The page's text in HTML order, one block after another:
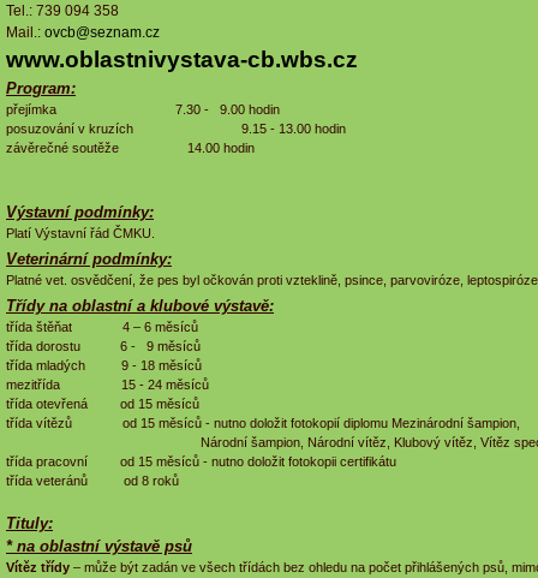
Tel.: 739 094 358
Mail.: ovcb@seznam.cz
www.oblastnivystava-cb.wbs.cz
Program:
přejímka 7.30 - 9.00 hodin
posuzování v kruzích 9.15 - 13.00 hodin
závěrečné soutěže 14.00 hodin
Výstavní podmínky:
Platí Výstavní řád ČMKU.
Veterinární podmínky:
Platné vet. osvědčení, že pes byl očkován proti vzteklině, psince, parvoviróze,
Třídy na oblastní a klubové výstavě:
třída štěňat 4 – 6 měsíců
třída dorostu 6 - 9 měsíců
třída mladých 9 - 18 měsíců
mezitřída 15 - 24 měsíců
třída otevřená od 15 měsíců
třída vítězů od 15 měsíců - nutno doložit fotokopií diplomu Mezinárodní šampion,
Národní šampion, Národní vítěz, Klubový vítěz, Vítěz
třída pracovní od 15 měsíců - nutno doložit fotokopii certifikátu
třída veteránů od 8 roků
Tituly:
* na oblastní výstavě psů
Vítěz třídy – může být zadán ve všech třídách bez ohledu na počet přihlášených psů,